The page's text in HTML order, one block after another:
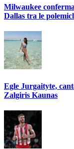
Milwaukee
Dallas tra le
Egle Jurgaityte,
Zalgiris Kaunas